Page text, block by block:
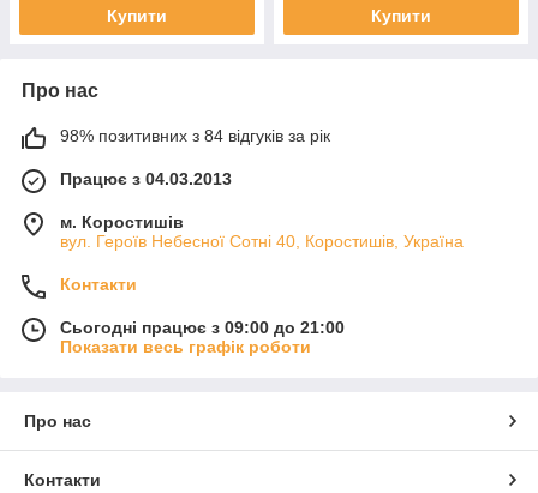
Купити Купити
Про нас
98% позитивних з 84 відгуків за рік
Працює з 04.03.2013
м. Коростишів
вул. Героїв Небесної Сотні 40, Коростишів, Україна
Контакти
Сьогодні працює з 09:00 до 21:00
Показати весь графік роботи
Про нас
Контакти